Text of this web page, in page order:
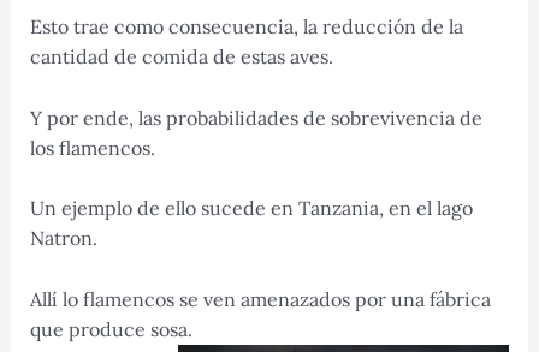
Esto trae como consecuencia, la reducción de la
cantidad de comida de estas aves.
Y por ende, las probabilidades de sobrevivencia de
los flamencos.
Un ejemplo de ello sucede en Tanzania, en el lago
Natron.
Allí lo flamencos se ven amenazados por una fábrica
que produce sosa.